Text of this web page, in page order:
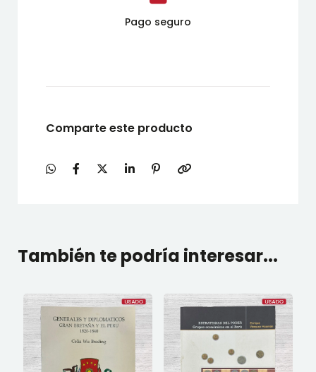
Pago seguro
Comparte este producto
También te podría interesar...